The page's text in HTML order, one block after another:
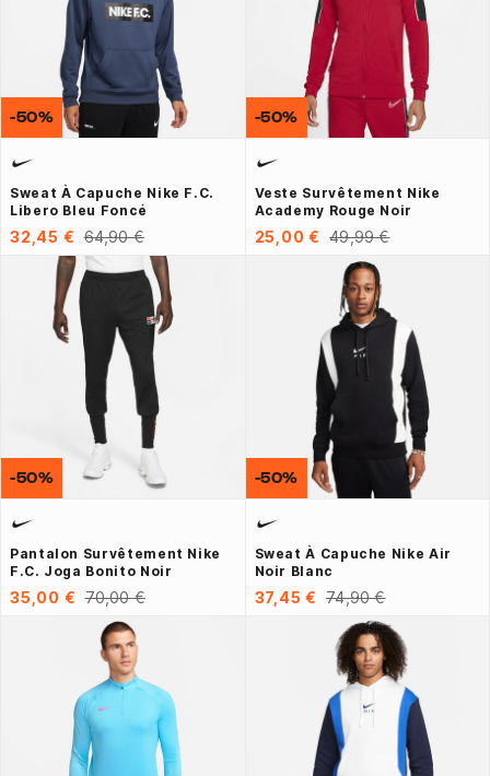
Sweat À Capuche Nike F.C.
Libero Bleu Foncé
32,45 € 64,90 €
-50%
Veste Survêtement Nike
Academy Rouge Noir
25,00 € 49,99 €
-50%
Pantalon Survêtement Nike
F.C. Joga Bonito Noir
35,00 € 70,00 €
-50%
Sweat À Capuche Nike Air
Noir Blanc
37,45 € 74,90 €
-50%